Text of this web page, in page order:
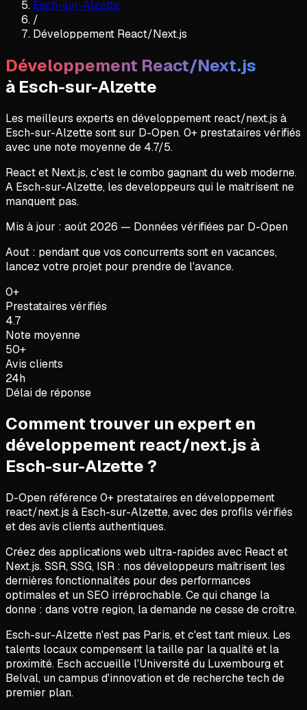
Esch-sur-Alzette
/
Développement React/Next.js
Développement React/Next.js
à Esch-sur-Alzette
Les meilleurs experts endéveloppement react/next.js à
Esch-sur-Alzettesont sur D-Open.0+ prestataires vérifiés
avec une note moyenne de 4.7/5.
React et Next.js, c'est le combo gagnant du web moderne.
A Esch-sur-Alzette, les developpeurs qui le maitrisent ne
manquent pas.
Mis à jour : août 2026 — Données vérifiées par D-Open
Aout : pendant que vos concurrents sont en vacances,
lancez votre projet pour prendre de l'avance.
0+
Prestataires vérifiés
4.7
Note moyenne
50+
Avis clients
24h
Délai de réponse
Comment trouver un expert en
développement react/next.js à
Esch-sur-Alzette?
D-Open référence0+ prestataires endéveloppement
react/next.js à Esch-sur-Alzette, avec des profils vérifiés
et des avis clients authentiques.
Créez des applications web ultra-rapides avec React et
Next.js. SSR, SSG, ISR : nos développeurs maîtrisent les
dernières fonctionnalités pour des performances
optimales et un SEO irréprochable. Ce qui change la
donne : dans votre region, la demande ne cesse de croître.
Esch-sur-Alzette n'est pas Paris, et c'est tant mieux. Les
talents locaux compensent la taille par la qualité et la
proximité. Esch accueille l'Université du Luxembourg et
Belval, un campus d'innovation et de recherche tech de
premier plan.